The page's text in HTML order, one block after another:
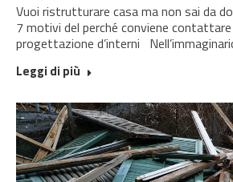
Vuoi ristrutturare casa ma non sai da
7 motivi del perché conviene
progettazione d’interni
Leggi di più